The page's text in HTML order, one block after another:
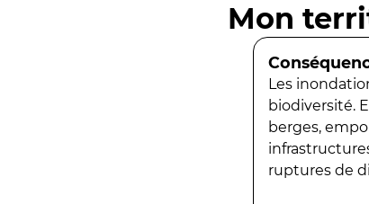
Mon
Les
biodiversité.
berges,
ruptures de